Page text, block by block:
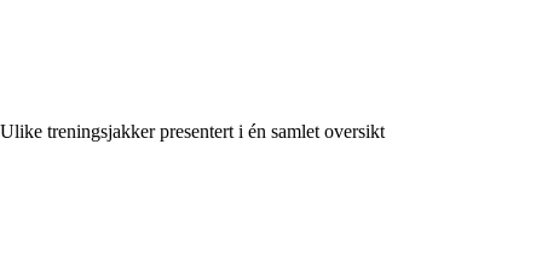
Ulike treningsjakker presentert i én samlet oversikt